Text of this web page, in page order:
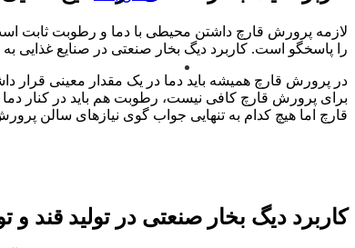
لازمه پرورش قارچ داشتن محیطی با دما و رطوبت ثابت
را پاسخگو است. کاربرد دیگ بخار صنعتی در صنایع غذایی
در پرورش قارچ همیشه باید دما در یک مقدار معینی
برای پرورش قارچ کافی نیست، رطوبت هم باید در کنار
قارچ اما هیچ کدام به تنهایی جواب گوی نیازهای سالن
کاربرد دیگ بخار صنعتی در تولید قند و